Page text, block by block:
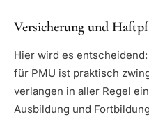
Versicherung und
Hier wird es
für PMU ist praktisch
verlangen in aller Regel
Ausbildung und